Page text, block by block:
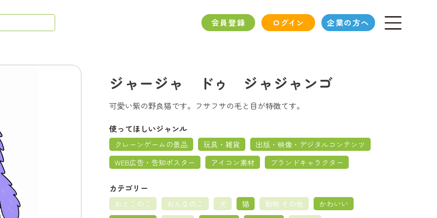
会員登録 ログイン 企業の方へ
ジャージャ ドゥ ジャジャンゴ
可愛い紫の野良猫です。フサフサの毛と目が特徴てす。
使ってほしいジャンル
クレーンゲームの景品 玩具・雑貨
出版・映像・デジタルコンテンツ
WEB広告・告知ポスター
アイコン素材 ブランドキャラクター
カテゴリー
おとこのこ おんなのこ 犬 猫 動物 その他
かわいい